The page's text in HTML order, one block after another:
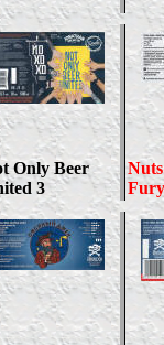
Only Beer
3